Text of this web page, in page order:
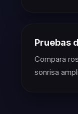
Pruebas
Compara
sonrisa